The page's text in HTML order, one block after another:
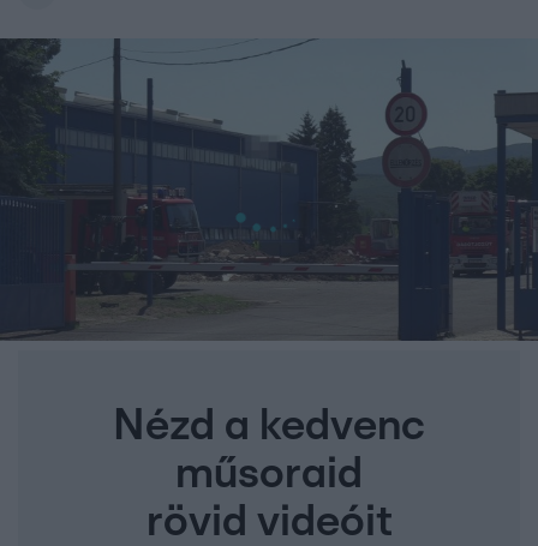
Nézd a kedvenc
műsoraid
rövid videóit